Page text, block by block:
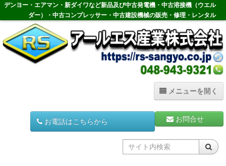
コ
ツ
デンヨー・エアマン・新ダイワなど新品及び中古発電機・中古溶接機（ウエル
ダー）・中古コンプレッサー・中古建設機械の販売・修理・レンタル
メニューを開く
ホーム
HOME
Generator
お問合せ
お電話はこちらから